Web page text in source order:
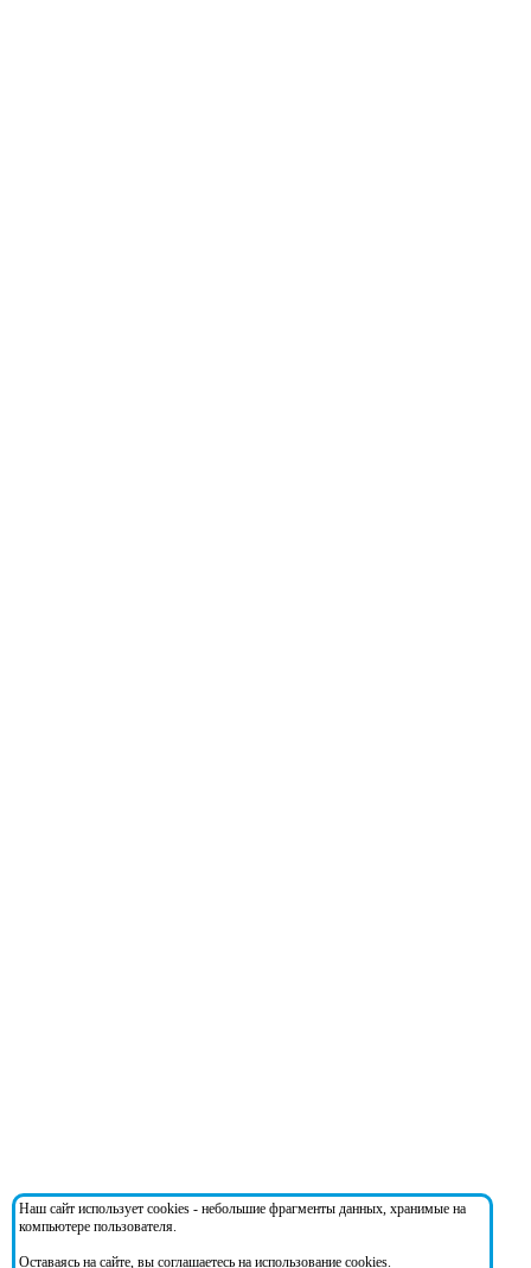
Наш сайт использует cookies - небольшие фрагменты данных, хранимые на
компьютере пользователя.
Оставаясь на сайте, вы соглашаетесь на использование cookies.